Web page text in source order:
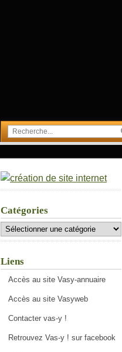
Catégories
Catégories
Liens
Accès au site Vasy-annuaire
Accès au site Vasyweb
Contacter vas-y !
Retrouvez Vas-y ! sur facebook